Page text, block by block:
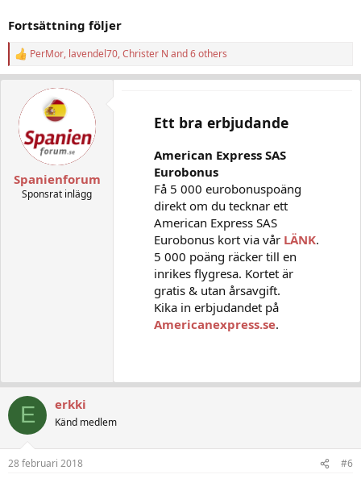
Fortsättning följer
R
e
a
o
:
PerMor, lavendel70,Christer N and 6 others
Spanienforum
Sponsrat inlägg
Ett bra erbjudande
American Express SAS
Eurobonus
Få 5 000 eurobonuspoäng
direkt om du tecknar ett
American Express SAS
Eurobonus kort via vår LÄNK.
5 000 poäng räcker till en
inrikes flygresa. Kortet är
gratis & utan årsavgift.
Kika in erbjudandet på
Americanexpress.se.
E erkki
Känd medlem
28 februari 2018 #6